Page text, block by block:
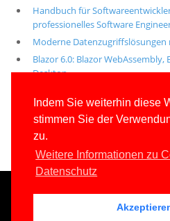
Indem Sie weiterhin diese
stimmen Sie der
zu.
Weitere Informationen zu
Datenschutz
Handbuch für
professionelles Software
Moderne
Blazor 6.0: Blazor WebAssembly,
Desktop
Alle unsere aktuellen
E-Book-Abo für ab 99 Euro im
© 1996-2026www.IT-Visions.de-
TAG